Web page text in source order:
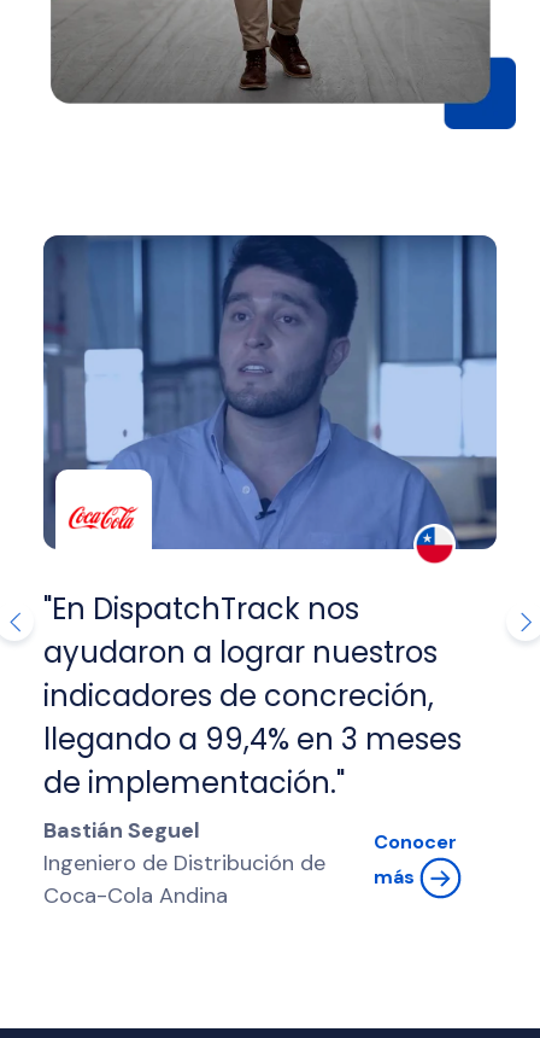
"En DispatchTrack nos
ayudaron a lograr nuestros
indicadores de concreción,
llegando a 99,4% en 3 meses
de implementación."
Bastián Seguel
Ingeniero de Distribución de
Coca-Cola Andina
Conocer
más